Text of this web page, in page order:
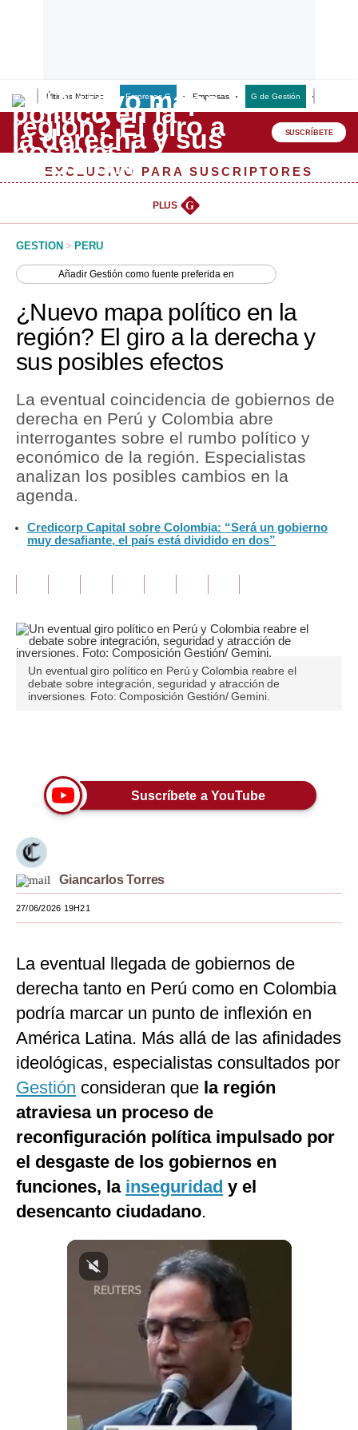
Últimas Noticias Empresas G Empresas G de Gestión
Lo último
Peru Quiosco
Management & Empleo
Perú
Política
Finanzas Personales
Inmobiliarias
Plus G
Editorial
Tendencias
Lujo
Mundo
EEUU
México
Tecnología
Club del Suscriptor
Mix
G de Gestión
Notas Contratadas
Gestión TV
Videos
Fotogalerías
SUSCRÍBETE
EXCLUSIVO PARA SUSCRIPTORES
PLUS G
GESTION > PERU
AñadirGestión como fuente preferida en
¿Nuevo mapa político en la
región? El giro a la derecha y
sus posibles efectos
La eventual coincidencia de gobiernos de
derecha en Perú y Colombia abre
interrogantes sobre el rumbo político y
económico de la región. Especialistas
analizan los posibles cambios en la
agenda.
Credicorp Capital sobre Colombia: “Será un gobierno
muy desafiante, el país está dividido en dos”
Un eventual giro político en Perú y Colombia reabre el
debate sobre integración, seguridad y atracción de
inversiones. Foto: Composición Gestión/ Gemini.
Suscríbete a YouTube
Giancarlos Torres
27/06/2026 19H21
La eventual llegada de gobiernos de
derecha tanto en Perú como en Colombia
podría marcar un punto de inflexión en
América Latina. Más allá de las afinidades
ideológicas, especialistas consultados por
Gestión consideran que la región
atraviesa un proceso de
reconfiguración política impulsado por
el desgaste de los gobiernos en
funciones, la inseguridad y el
desencanto ciudadano.